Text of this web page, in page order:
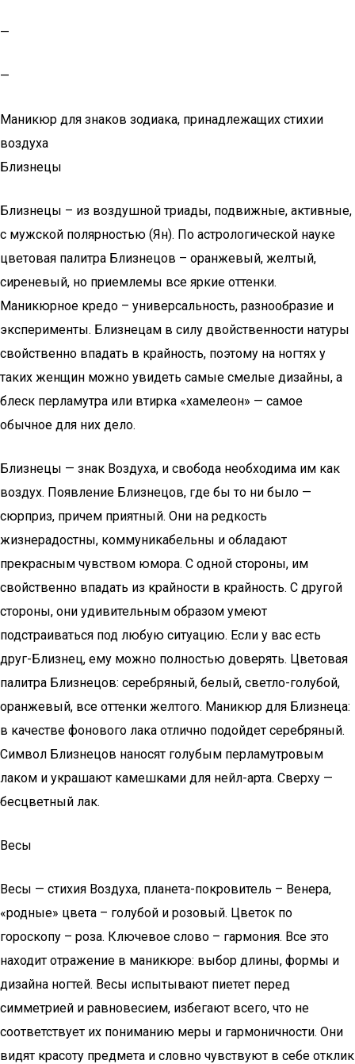
—
—
Маникюр для знаков зодиака, принадлежащих стихии
воздуха
Близнецы
Близнецы – из воздушной триады, подвижные, активные,
с мужской полярностью (Ян). По астрологической науке
цветовая палитра Близнецов – оранжевый, желтый,
сиреневый, но приемлемы все яркие оттенки.
Маникюрное кредо – универсальность, разнообразие и
эксперименты. Близнецам в силу двойственности натуры
свойственно впадать в крайность, поэтому на ногтях у
таких женщин можно увидеть самые смелые дизайны, а
блеск перламутра или втирка «хамелеон» — самое
обычное для них дело.
Близнецы — знак Воздуха, и свобода необходима им как
воздух. Появление Близнецов, где бы то ни было —
сюрприз, причем приятный. Они на редкость
жизнерадостны, коммуникабельны и обладают
прекрасным чувством юмора. С одной стороны, им
свойственно впадать из крайности в крайность. С другой
стороны, они удивительным образом умеют
подстраиваться под любую ситуацию. Если у вас есть
друг-Близнец, ему можно полностью доверять. Цветовая
палитра Близнецов: серебряный, белый, светло-голубой,
оранжевый, все оттенки желтого. Маникюр для Близнеца:
в качестве фонового лака отлично подойдет серебряный.
Символ Близнецов наносят голубым перламутровым
лаком и украшают камешками для нейл-арта. Сверху —
бесцветный лак.
Весы
Весы — стихия Воздуха, планета-покровитель – Венера,
«родные» цвета – голубой и розовый. Цветок по
гороскопу – роза. Ключевое слово – гармония. Все это
находит отражение в маникюре: выбор длины, формы и
дизайна ногтей. Весы испытывают пиетет перед
симметрией и равновесием, избегают всего, что не
соответствует их пониманию меры и гармоничности. Они
видят красоту предмета и словно чувствуют в себе отклик